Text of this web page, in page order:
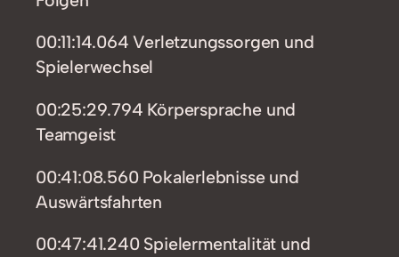
00:11:14.064 Verletzungssorgen und
Spielerwechsel
00:25:29.794 Körpersprache und
Teamgeist
00:41:08.560 Pokalerlebnisse und
Auswärtsfahrten
00:47:41.240 Spielermentalität und